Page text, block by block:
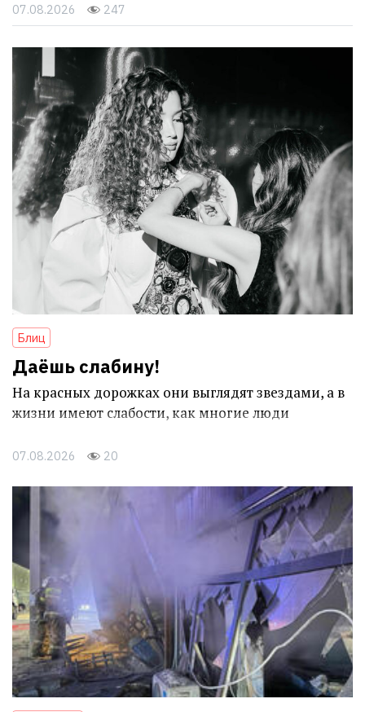
07.08.2026 247
Блиц
Даёшь слабину!
На красных дорожках они выглядят звездами, а в
жизни имеют слабости, как многие люди
07.08.2026 20